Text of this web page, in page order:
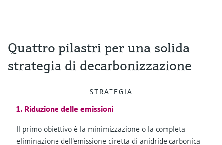
Quattro pilastri per una solida
strategia di decarbonizzazione
STRATEGIA
Riduzione delle emissioni
Il primo obiettivo è la minimizzazione o la completa
eliminazione dell'emissione diretta di anidride carbonica